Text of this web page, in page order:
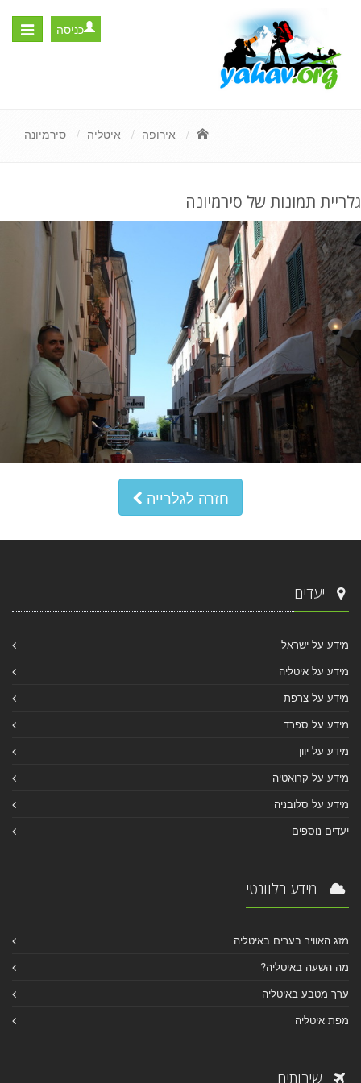
Toggle
כניסה
אירופה איטליה סירמיונה
גלריית תמונות של סירמיונה
חזרה לגלרייה
יעדים
מידע על ישראל
מידע על איטליה
מידע על צרפת
מידע על ספרד
מידע על יוון
מידע על קרואטיה
מידע על סלובניה
יעדים נוספים
מידע רלוונטי
מזג האוויר בערים באיטליה
מה השעה באיטליה?
ערך מטבע באיטליה
מפת איטליה
שירותים